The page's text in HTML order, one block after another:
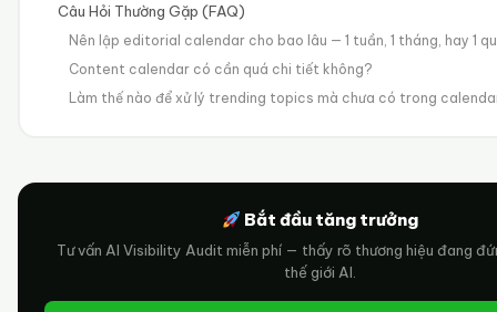
Câu Hỏi Thường Gặp (FAQ)
Nên lập editorial calendar cho bao lâu — 1 tuần, 1 tháng, hay 1
Content calendar có cần quá chi tiết không?
Làm thế nào để xử lý trending topics mà chưa có trong
Bắt đầu tăng trưởng
Tư vấn AI Visibility Audit miễn phí — thấy rõ thương hiệu đang
thế giới AI.